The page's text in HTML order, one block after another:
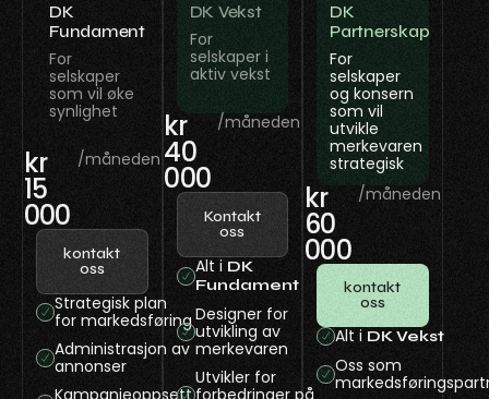
DK
Fundament
For
selskaper
som vil øke
synlighet
kr
15
000
/måneden
kontakt
oss
Strategisk plan
for markedsføring
Administrasjon av
annonser
DK Vekst
For
selskaper i
aktiv vekst
kr
40
000
/måneden
Kontakt
oss
Alt i DK
Fundament
Designer for
utvikling av
merkevaren
Utvikler for
DK
Partnerskap
For
selskaper
og konsern
som vil
utvikle
merkevaren
strategisk
kr
60
000
/måneden
kontakt
oss
Alt i DK Vekst
Oss som